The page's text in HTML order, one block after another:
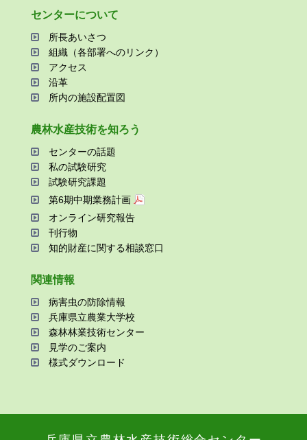
センターについて
所⻑あいさつ
組織（各部署へのリンク）
アクセス
沿⾰
所内の施設配置図
農林⽔産技術を知ろう
センターの話題
私の試験研究
試験研究課題
第6期中期業務計画
オンライン研究報告
刊⾏物
知的財産に関する相談窓⼝
関連情報
病害⾍の防除情報
兵庫県⽴農業⼤学校
森林林業技術センター
⾒学のご案内
様式ダウンロード